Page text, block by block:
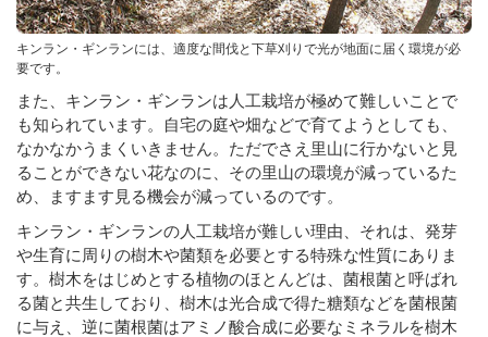
キンラン・ギンランには、適度な間伐と下草刈りで光が地面に届く環境が必
要です。
また、キンラン・ギンランは人工栽培が極めて難しいことで
も知られています。自宅の庭や畑などで育てようとしても、
なかなかうまくいきません。ただでさえ里山に行かないと見
ることができない花なのに、その里山の環境が減っているた
め、ますます見る機会が減っているのです。
キンラン・ギンランの人工栽培が難しい理由、それは、発芽
や生育に周りの樹木や菌類を必要とする特殊な性質にありま
す。樹木をはじめとする植物のほとんどは、菌根菌と呼ばれ
る菌と共生しており、樹木は光合成で得た糖類などを菌根菌
に与え、逆に菌根菌はアミノ酸合成に必要なミネラルを樹木